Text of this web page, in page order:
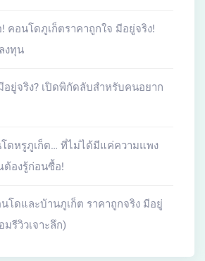
คอนโดภูเก็ตราคาถูกใจ มีอยู่จริง!
งทุน
อยู่จริง? เปิดพิกัดลับสำหรับคนอยาก
ดหรูภูเก็ต… ที่ไม่ได้มีแค่ความแพง
ต้องรู้ก่อนซื้อ!
โดและบ้านภูเก็ต ราคาถูกจริง มีอยู่
รีวิวเจาะลึก)